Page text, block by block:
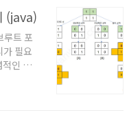
바로 풀
하게 되
로 구성
있는
구 끄기 (java)
트 포
가 필요
인 부
어가
함수